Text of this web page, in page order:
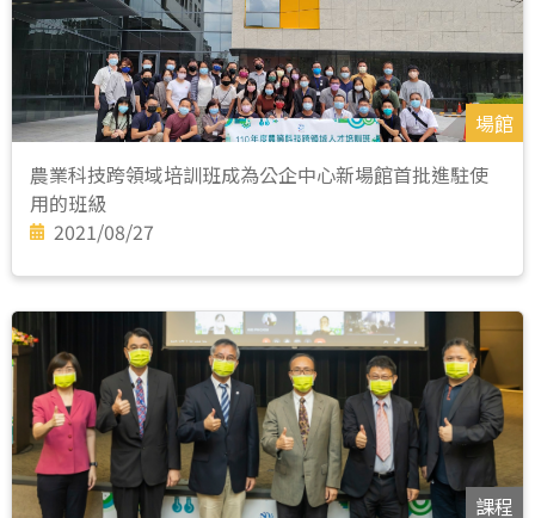
場館
農業科技跨領域培訓班成為公企中心新場館首批進駐使
用的班級
2021/08/27
課程